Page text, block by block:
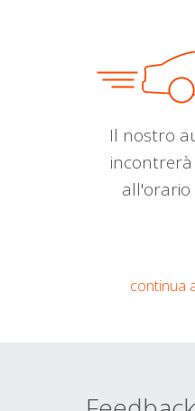
Il nostro
all'orario
continua